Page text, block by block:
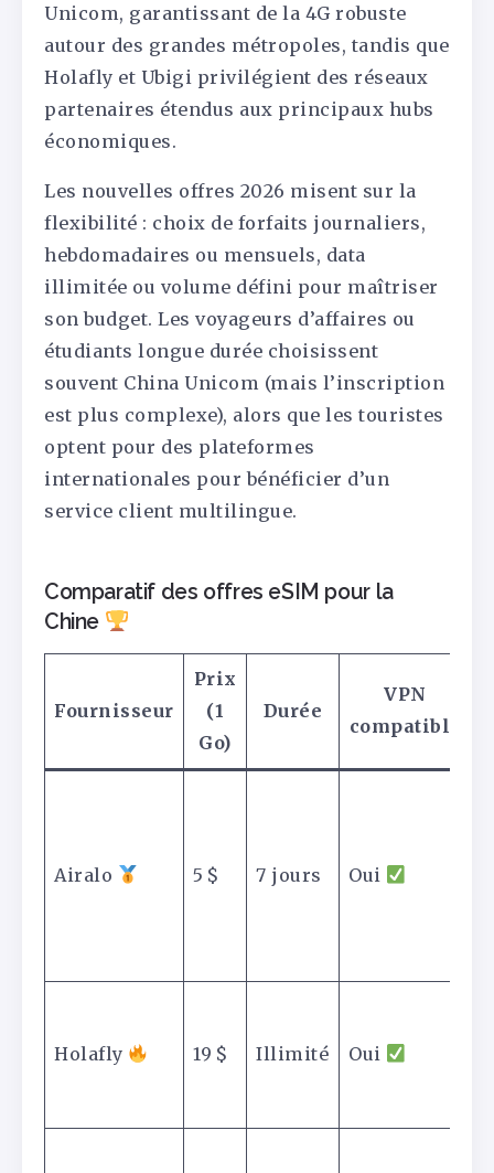
Unicom, garantissant de la 4G robuste
autour des grandes métropoles, tandis que
Holafly et Ubigi privilégient des réseaux
partenaires étendus aux principaux hubs
économiques.
Les nouvelles offres 2026 misent sur la
flexibilité : choix de forfaits journaliers,
hebdomadaires ou mensuels, data
illimitée ou volume défini pour maîtriser
son budget. Les voyageurs d’affaires ou
étudiants longue durée choisissent
souvent China Unicom (mais l’inscription
est plus complexe), alors que les touristes
optent pour des plateformes
internationales pour bénéficier d’un
service client multilingue.
Comparatif des offres eSIM pour la
Chine
Fournisseur
Prix
(1
Go)
Durée
VPN
compatible
Airalo 5 $ 7 jours Oui
Holafly 19 $ Illimité Oui